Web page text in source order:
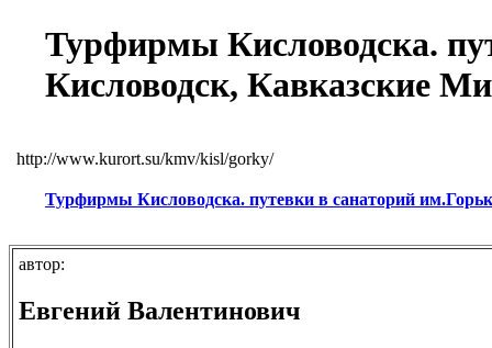
Турфирмы Кисловодска.
Кисловодск, Кавказские
http://www.kurort.su/kmv/kisl/gorky/
Турфирмы Кисловодска. путевки в санаторий
автор:
Евгений Валентинович